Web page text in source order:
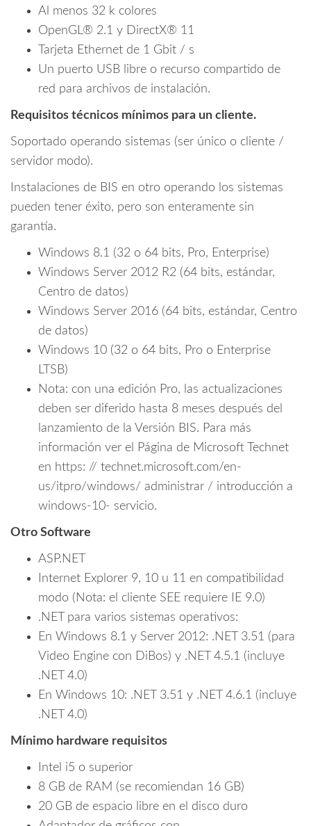
Al menos 32 k colores
OpenGL® 2.1 y DirectX® 11
Tarjeta Ethernet de 1 Gbit / s
Un puerto USB libre o recurso compartido de
red para archivos de instalación.
Requisitos técnicos mínimos para un cliente.
Soportado operando sistemas (ser único o cliente /
servidor modo).
Instalaciones de BIS en otro operando los sistemas
pueden tener éxito, pero son enteramente sin
garantía.
Windows 8.1 (32 o 64 bits, Pro, Enterprise)
Windows Server 2012 R2 (64 bits, estándar,
Centro de datos)
Windows Server 2016 (64 bits, estándar, Centro
de datos)
Windows 10 (32 o 64 bits, Pro o Enterprise
LTSB)
Nota: con una edición Pro, las actualizaciones
deben ser diferido hasta 8 meses después del
lanzamiento de la Versión BIS. Para más
información ver el Página de Microsoft Technet
en https: // technet.microsoft.com/en-
us/itpro/windows/ administrar / introducción a
windows-10- servicio.
Otro Software
ASP.NET
Internet Explorer 9, 10 u 11 en compatibilidad
modo (Nota: el cliente SEE requiere IE 9.0)
.NET para varios sistemas operativos:
En Windows 8.1 y Server 2012: .NET 3.51 (para
Video Engine con DiBos) y .NET 4.5.1 (incluye
.NET 4.0)
En Windows 10: .NET 3.51 y .NET 4.6.1 (incluye
.NET 4.0)
Mínimo hardware requisitos
Intel i5 o superior
8 GB de RAM (se recomiendan 16 GB)
20 GB de espacio libre en el disco duro